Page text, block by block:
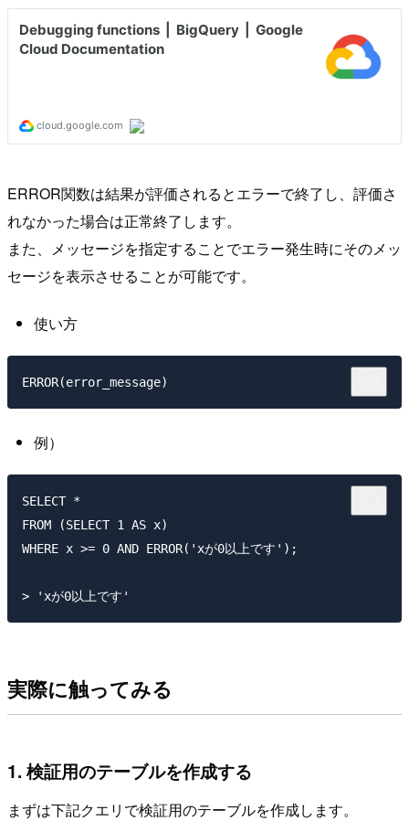
ERROR関数は結果が評価されるとエラーで終了し、評価さ
れなかった場合は正常終了します。
また、メッセージを指定することでエラー発生時にそのメッ
セージを表示させることが可能です。
使い方
例）
SELECT *
FROM (SELECT 1 AS x)
WHERE x >= 0 AND ERROR('xが0以上です');
実際に触ってみる
1. 検証用のテーブルを作成する
まずは下記クエリで検証用のテーブルを作成します。